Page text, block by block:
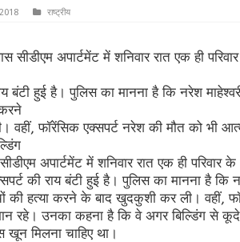
राष्ट्रीय
सीडीएम अपार्टमेंट में शनिवार रात एक ही
बंटी हुई है। पुलिस का मानना है कि नरेश
फॉरेंसिक एक्सपर्ट नरेश की मौत को भी
अपार्टमेंट में शनिवार रात एक ही
की राय बंटी हुई है। पुलिस का मानना है कि
की हत्या करने के बाद खुदकुशी कर ली। वहीं,
रहे। उनका कहना है कि वे अगर बिल्डिंग से
मिलना चाहिए था।